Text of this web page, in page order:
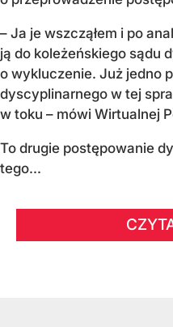
– Ja je wszcząłem i po
ją do koleżeńskiego sądu
o wykluczenie. Już jedno
dyscyplinarnego w tej
w toku – mówi Wirtualnej
To drugie postępowanie
tego...